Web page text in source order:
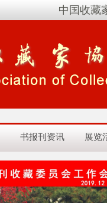
中国收藏
书报刊资讯 展览